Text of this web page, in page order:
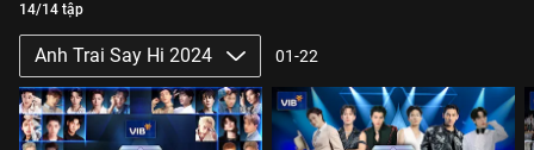
14/14 tập
Anh Trai Say Hi 2024 01-22